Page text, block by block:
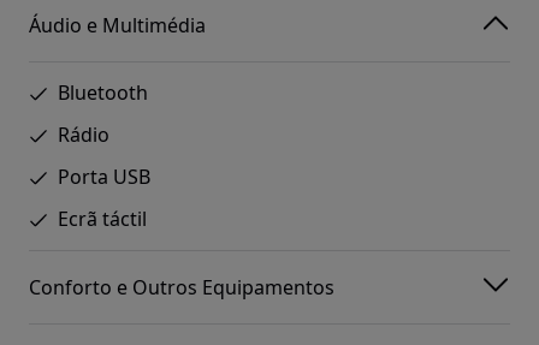
Áudio e Multimédia
Bluetooth
Rádio
Porta USB
Ecrã táctil
Conforto e Outros Equipamentos